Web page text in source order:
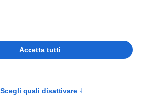
Accetta tutti
Scegli quali disattivare ↑